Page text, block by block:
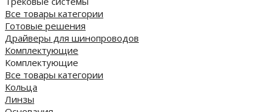
Все товары категории
Готовые решения
Драйверы для шинопроводов
Комплектующие
Комплектующие
Все товары категории
Кольца
Линзы